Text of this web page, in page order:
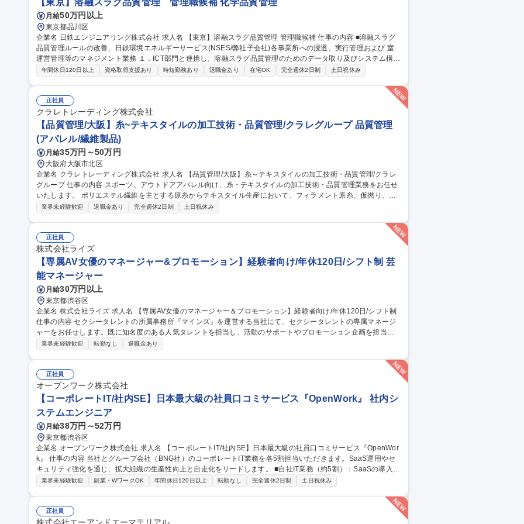
【東京】溶融スラグ品質管理 管理職候補 化学品質管理
月給50万円以上
東京都品川区
企業名 日鉄エンジニアリング株式会社 求人名 【東京】溶融スラグ品質管理 管理職候補 仕事の内容 ■溶融スラグ
品質管理ルールの改善、日鉄環境エネルギーサービス(NSES/弊社子会社)各事業所への浸透、実行管理および 室
運営管理等のマネジメント業務 １．ICT部門と連携し、溶融スラグ品質管理のためのデータ取り及びシステム構築
２．NSES本社・各事業所と連携し、弊社が進めるスラグ品質管理業務の落とし込み ３．スラグ品質トラブルが
職種 【東京】溶融スラグ品質管理 管理職候補
年間休日120日以上 資格取得支援あり 時短勤務あり 退職金あり 在宅OK 完全週休2日制 土日祝休み
正社員
クラレトレーディング株式会社
【品質管理/大阪】糸~テキスタイルの加工技術・品質管理/クラレグループ 品質管理
(アパレル/繊維製品)
月給35万円～50万円
大阪府大阪市北区
企業名 クラレトレーディング株式会社 求人名 【品質管理/大阪】糸～テキスタイルの加工技術・品質管理/クラレ
グループ 仕事の内容 スポーツ、アウトドアアパレル向け、糸・テキスタイルの加工技術・品質管理業務をお任せ
いたします。 ポリエステル繊維を主とする原糸からテキスタイル生産において、フィラメント原糸、仮撚り、紡
績、織、編、染などの協力外注工場と連携し、加工技術対応や品質管理に従事。 ■出張：主に国内 3回前後/月。海
業界未経験歓迎 退職金あり 完全週休2日制 土日祝休み
正社員
株式会社ライズ
【専属AV女優のマネージャー&プロモーション】経験者向け/年休120日/シフト制 芸
能マネージャー
月給30万円以上
東京都渋谷区
企業名 株式会社ライズ 求人名 【専属AV女優のマネージャー＆プロモーション】経験者向け/年休120日/シフト制
仕事の内容 セクシータレントの所属事務所『マインズ』を運営する当社にて、セクシータレントの専属マネージ
ャーをお任せします。既に知名度のある人気タレントを担当し、活動のサポートやプロモーション企画を担当し
ます。 【業務内容】■プロモーション企画 ■外部関係者との調整 ■現場対応 ■スケジュール管理 ■メンタルケア 等
になる瞬間を特等席で見られる経験はここでしか味わえません ■担当女優が活躍すれば活躍するほど、海外イベン
トの同行やバラエティ出演など普段は見ることができない景色を見ることができます。 募集職種 【専属AV女優の
マネージャー＆プロモーション】経験者向け/年休120日/シフト制
業界未経験歓迎 転勤なし 退職金あり
正社員
オープンワーク株式会社
【コーポレートIT/社内SE】日本最大級の社員口コミサービス『OpenWork』 社内シ
ステムエンジニア
月給38万円～52万円
東京都渋谷区
企業名 オープンワーク株式会社 求人名 【コーポレートIT/社内SE】日本最大級の社員口コミサービス『OpenWor
k』 仕事の内容 当社とグループ会社（BNG社）のコーポレートIT業務を各5割担当いただきます。SaaS運用やセ
キュリティ強化を通じ、拡大組織の生産性向上と自走化をリードします。 ■自社IT業務（約5割）：SaaSの導入・
運用改善、OA機器管理、ISMS運用等のセキュリティ強化、社内ヘルプデスク。 ■BNG社IT支援（約5割・週2～3
構築・規程整備。 ★出向ではなく親会社のサポートを受けつつ、自身の裁量でIT環境を設計・自走化へ導く新設
業界未経験歓迎 副業・WワークOK 年間休日120日以上 転勤なし 完全週休2日制 土日祝休み
正社員